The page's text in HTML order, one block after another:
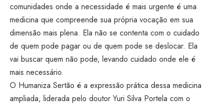
comunidades onde a necessidade é mais urgente é uma
medicina que compreende sua própria vocação em sua
dimensão mais plena. Ela não se contenta com o cuidado
de quem pode pagar ou de quem pode se deslocar. Ela
vai buscar quem não pode, levando cuidado onde ele é
mais necessário.
O Humaniza Sertão é a expressão prática dessa medicina
ampliada, liderada pelo doutor Yuri Silva Portela com o